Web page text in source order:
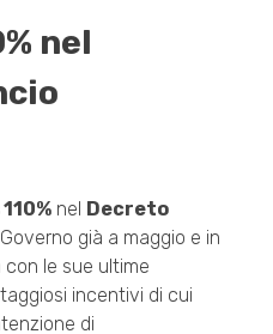
nel
nel Decreto
già a maggio e in
le sue ultime
incentivi di cui
di